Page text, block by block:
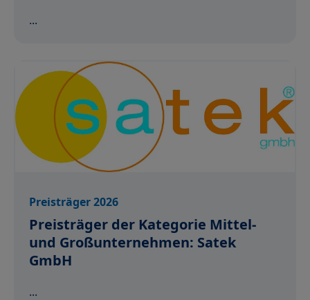
...
Preisträger 2026
Preisträger der Kategorie Mittel-
und Großunternehmen: Satek
GmbH
...